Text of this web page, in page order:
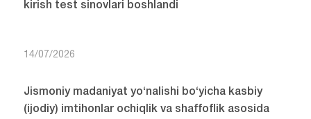
kirish test sinovlari boshlandi
14/07/2026
Jismoniy madaniyat yo‘nalishi bo‘yicha kasbiy
(ijodiy) imtihonlar ochiqlik va shaffoflik asosida